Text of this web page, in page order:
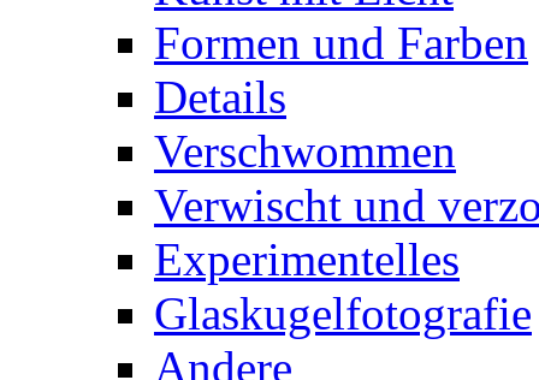
Formen und Farben
Details
Verschwommen
Verwischt und
Experimentelles
Glaskugelfotografie
Andere